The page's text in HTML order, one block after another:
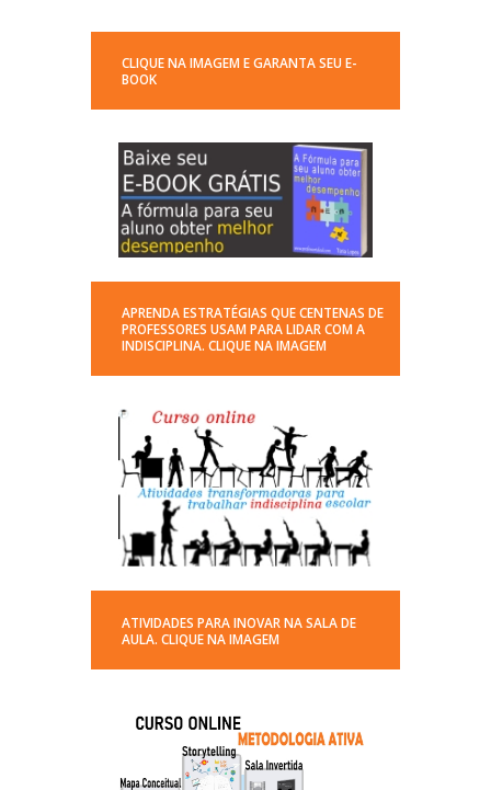
CLIQUE NA IMAGEM E GARANTA SEU E-
BOOK
APRENDA ESTRATÉGIAS QUE CENTENAS DE
PROFESSORES USAM PARA LIDAR COM A
INDISCIPLINA. CLIQUE NA IMAGEM
ATIVIDADES PARA INOVAR NA SALA DE
AULA. CLIQUE NA IMAGEM